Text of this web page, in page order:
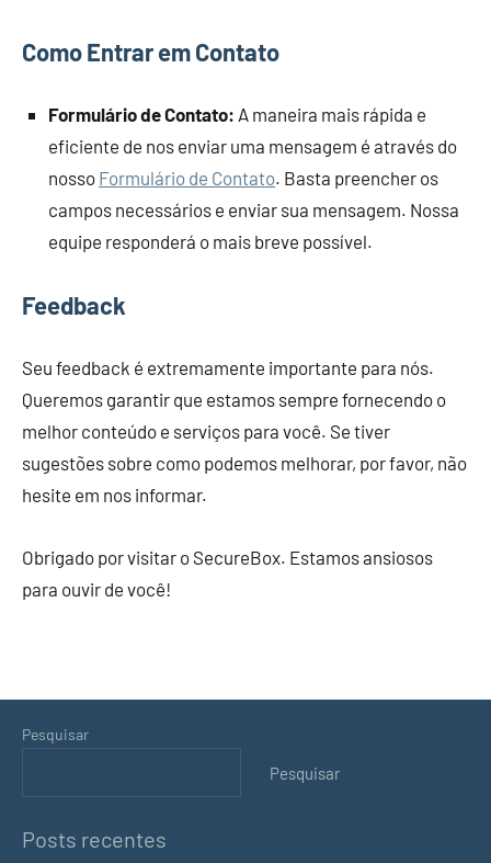
Como Entrar em Contato
Formulário de Contato: A maneira mais rápida e
eficiente de nos enviar uma mensagem é através do
nosso Formulário de Contato. Basta preencher os
campos necessários e enviar sua mensagem. Nossa
equipe responderá o mais breve possível.
Feedback
Seu feedback é extremamente importante para nós.
Queremos garantir que estamos sempre fornecendo o
melhor conteúdo e serviços para você. Se tiver
sugestões sobre como podemos melhorar, por favor, não
hesite em nos informar.
Obrigado por visitar o SecureBox. Estamos ansiosos
para ouvir de você!
Pesquisar
Pesquisar
Posts recentes